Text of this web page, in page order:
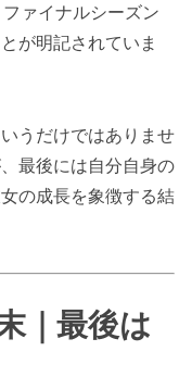
ァイナルシーズン
が明記されていま
うだけではありませ
最後には自分自身の
の成長を象徴する結
｜最後は